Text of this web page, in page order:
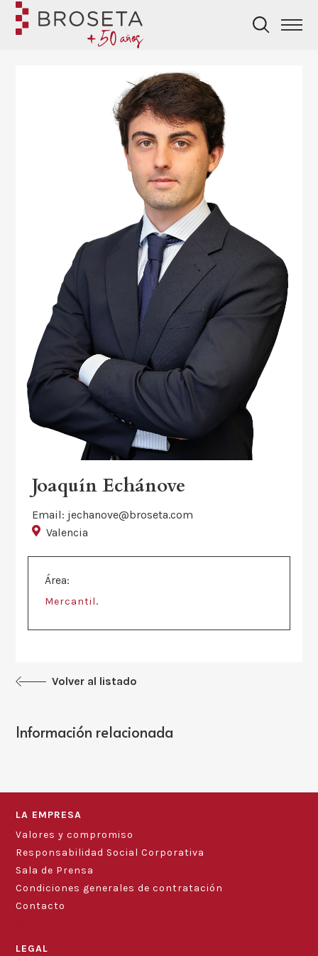
Volver al listado
Joaquín Echánove
Email: jechanove@broseta.com
Valencia
Área:
Mercantil.
Información relacionada
LA EMPRESA
Valores y compromiso
Responsabilidad Social Corporativa
Sala de Prensa
Condiciones generales de contratación
Contacto
LEGAL